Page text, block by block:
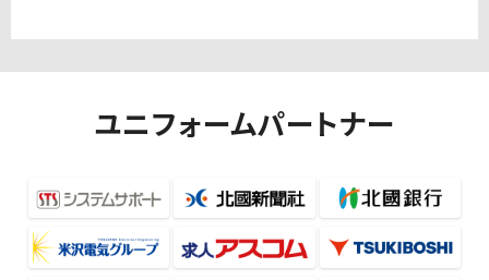
ユニフォームパートナー